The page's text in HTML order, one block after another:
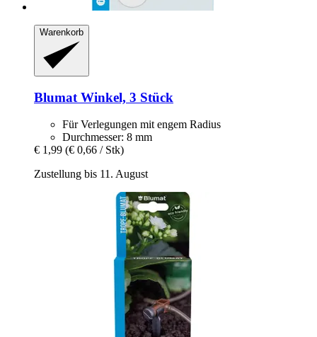
Warenkorb
Blumat Winkel, 3 Stück
Für Verlegungen mit engem Radius
Durchmesser: 8 mm
€ 1,99 (€ 0,66 / Stk)
Zustellung bis 11. August